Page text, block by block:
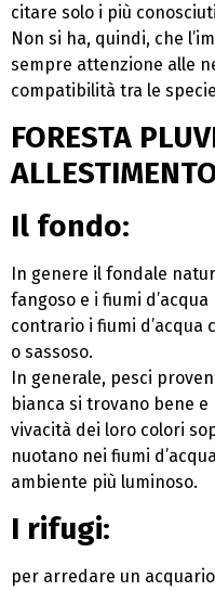
citare solo i più
Non si ha, quindi, che
sempre attenzione alle
compatibilità tra le specie
FORESTA
Il fondo:
In genere il fondale
fangoso e i fiumi
contrario i fiumi d’acqua
o sassoso.
In generale, pesci
bianca si trovano bene
vivacità dei loro colori
nuotano nei fiumi
ambiente più luminoso.
I rifugi:
per arredare un